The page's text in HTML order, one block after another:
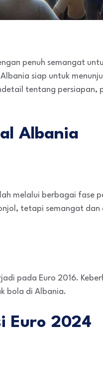
penuh semangat
siap untuk
tentang persiapan,
Albania
melalui berbagai fase
tetapi semangat
pada Euro 2016.
bola di Albania.
Euro 2024